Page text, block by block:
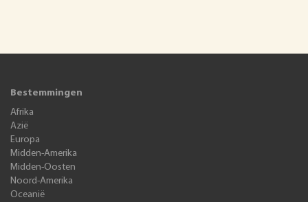
Bestemmingen
Afrika
Azië
Europa
Midden-Amerika
Midden-Oosten
Noord-Amerika
Oceanië